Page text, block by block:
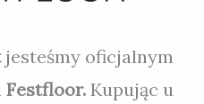
jesteśmy oficjalnym
Festfloor. Kupując u